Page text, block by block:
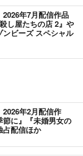
2026年7月配信作品
殺し屋たちの店 2』
ンビーズ スペシャル
2026年2月配信作
に』『未婚男女の
占配信ほか